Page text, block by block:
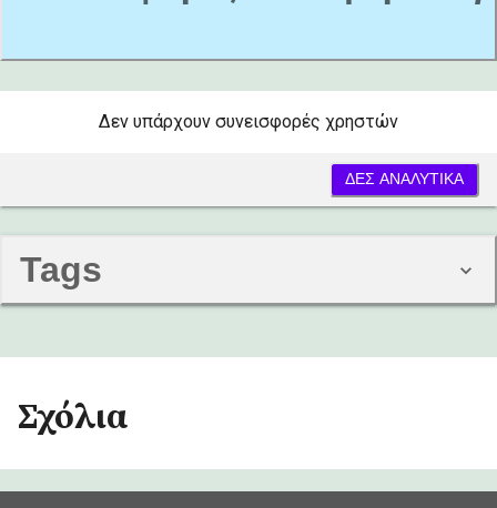
Δεν υπάρχουν συνεισφορές χρηστών
ΔΕΣ ΑΝΑΛΥΤΙΚΑ
Tags
Σχόλια